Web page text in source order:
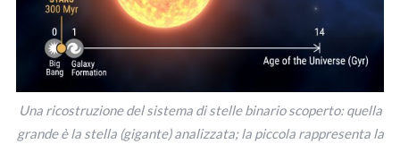
Una ricostruzione del sistema di stelle binario scoperto: quella
grande è la stella (gigante) analizzata; la piccola rappresenta la